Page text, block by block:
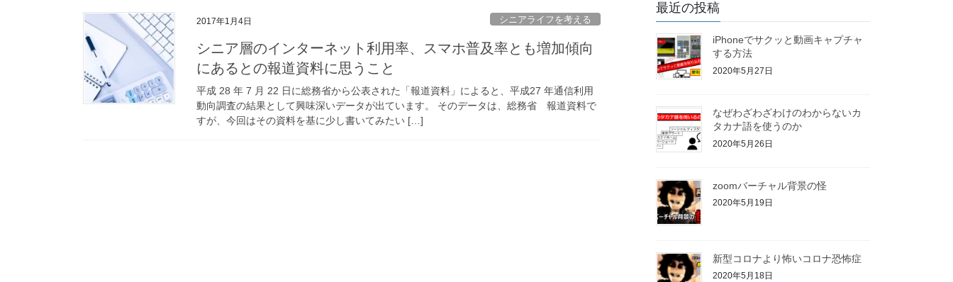
2017年1月4日 シニアライフを考える
シニア層のインターネット利用率、スマホ普及率とも増加傾向
にあるとの報道資料に思うこと
平成 28 年 7 月 22 日に総務省から公表された「報道資料」によると、平成27 年通信利用
動向調査の結果として興味深いデータが出ています。 そのデータは、総務省 報道資料で
すが、今回はその資料を基に少し書いてみたい […]
最近の投稿
iPhoneでサクッと動画キャプチャ
する方法
2020年5月27日
なぜわざわざわけのわからないカ
タカナ語を使うのか
2020年5月26日
zoomバーチャル背景の怪
2020年5月19日
新型コロナより怖いコロナ恐怖症
2020年5月18日